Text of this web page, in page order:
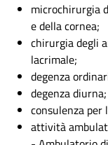
microchirurgia
e della cornea;
chirurgia degli
lacrimale;
degenza
degenza diurna;
consulenza
attività